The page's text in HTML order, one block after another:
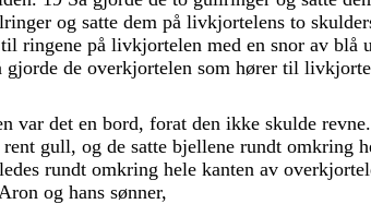
og satte dem på livkjortelens to
til ringene på livkjortelen med en snor av blå
gjorde de overkjortelen som hører til
var det en bord, forat den ikke skulde revne.
rent gull, og de satte bjellene rundt omkring
rundt omkring hele kanten av
Aron og hans sønner,